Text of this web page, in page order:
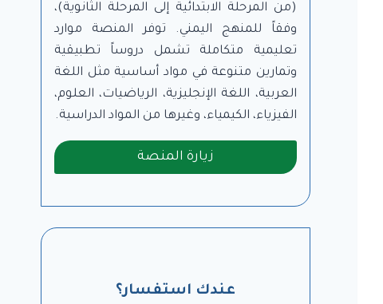
(من المرحلة الابتدائية إلى المرحلة الثانوية)،
وفقاً للمنهج اليمني. توفر المنصة موارد
تعليمية متكاملة تشمل دروساً تطبيقية
وتمارين متنوعة في مواد أساسية مثل اللغة
العربية، اللغة الإنجليزية، الرياضيات، العلوم،
الفيزياء، الكيمياء، وغيرها من المواد الدراسية.
زيارة المنصة
عندك استفسار؟